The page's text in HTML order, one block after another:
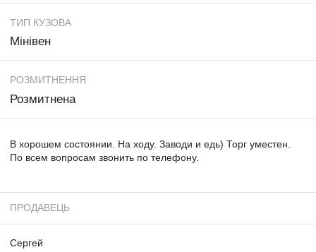
ТИП КУЗОВА
Мінівен
РОЗМИТНЕННЯ
Розмитнена
В хорошем состоянии. На ходу. Заводи и едь) Торг уместен.
По всем вопросам звонить по телефону.
ПРОДАВЕЦЬ
Сергей